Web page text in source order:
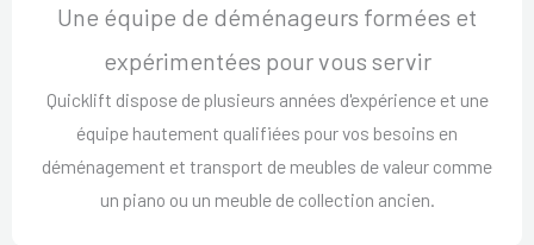
Une équipe de déménageurs formées et
expérimentées pour vous servir
Quicklift dispose de plusieurs années d'expérience et une
équipe hautement qualifiées pour vos besoins en
déménagement et transport de meubles de valeur comme
un piano ou un meuble de collection ancien.